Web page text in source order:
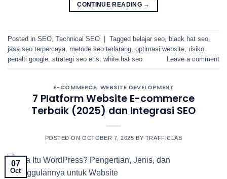
CONTINUE READING →
Posted in SEO, Technical SEO Tagged belajar seo, black hat seo,
jasa seo terpercaya, metode seo terlarang, optimasi website, risiko
penalti google, strategi seo etis, white hat seo Leave a comment
E-COMMERCE, WEBSITE DEVELOPMENT
7 Platform Website E-commerce
Terbaik (2025) dan Integrasi SEO
POSTED ONOCTOBER 7, 2025 BY TRAFFICLAB
07
Oct